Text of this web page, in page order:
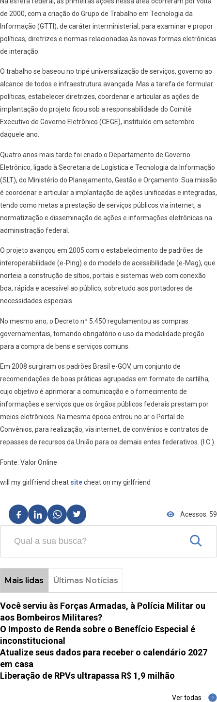
de 2000, com a criação do Grupo de Trabalho em Tecnologia da
Informação (GTTI), de caráter interministerial, para examinar e propor
políticas, diretrizes e normas relacionadas às novas formas eletrônicas
de interação.
O trabalho se baseou no tripé universalização de serviços, governo ao
alcance de todos e infraestrutura avançada. Mas a tarefa de formular
políticas, estabelecer diretrizes, coordenar e articular as ações de
implantação do projeto ficou sob a responsabilidade do Comitê
Executivo de Governo Eletrônico (CEGE), instituído em setembro
daquele ano.
Quatro anos mais tarde foi criado o Departamento de Governo
Eletrônico, ligado à Secretaria de Logística e Tecnologia da Informação
(SLT), do Ministério do Planejamento, Gestão e Orçamento. Sua missão
é coordenar e articular a implantação de ações unificadas e integradas,
tendo como metas a prestação de serviços públicos via internet, a
normatização e disseminação de ações e informações eletrônicas na
administração federal.
O projeto avançou em 2005 com o estabelecimento de padrões de
interoperabilidade (e-Ping) e do modelo de acessibilidade (e-Mag), que
norteia a construção de sítios, portais e sistemas web com conexão
boa, rápida e acessível ao público, sobretudo aos portadores de
necessidades especiais.
No mesmo ano, o Decreto nº 5.450 regulamentou as compras
governamentais, tornando obrigatório o uso da modalidade pregão
para a compra de bens e serviços comuns.
Em 2008 surgiram os padrões Brasil e-GOV, um conjunto de
recomendações de boas práticas agrupadas em formato de cartilha,
cujo objetivo é aprimorar a comunicação e o fornecimento de
informações e serviços que os órgãos públicos federais prestam por
meios eletrônicos. Na mesma época entrou no ar o Portal de
Convênios, para realização, via internet, de convênios e contratos de
repasses de recursos da União para os demais entes federativos. (I.C.)
Fonte: Valor Online
will my girlfriend cheat sitecheat on my girlfriend
Acessos: 59
Mais lidas Últimas Notícias
Você serviu às Forças Armadas, à Polícia Militar ou
aos Bombeiros Militares?
O Imposto de Renda sobre o Benefício Especial é
inconstitucional
Atualize seus dados para receber o calendário 2027
em casa
Liberação de RPVs ultrapassa R$ 1,9 milhão
Ver todas